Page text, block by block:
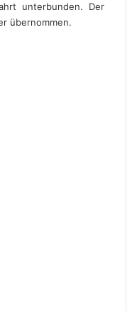
unterbunden. Der
übernommen.